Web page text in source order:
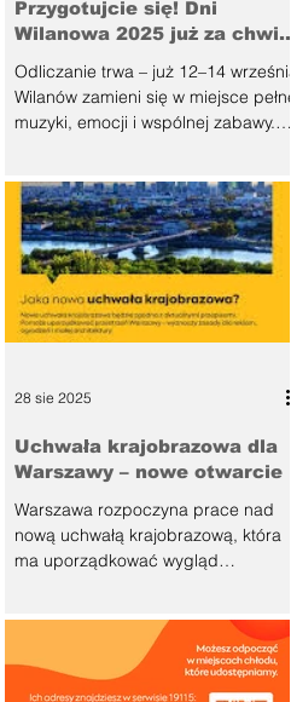
zaprogramowania,
Przygotujcie się! Dni
Wilanowa 2025 już za chwilę
Odliczanie trwa – już 12–14 września
Wilanów zamieni się w miejsce pełne
muzyki, emocji i wspólnej zabawy.
Uchwała krajobrazowa dla
Warszawy – nowe otwarcie
Warszawa rozpoczyna prace nad
nową uchwałą krajobrazową, która
ma uporządkować wygląd
28 sie 2025